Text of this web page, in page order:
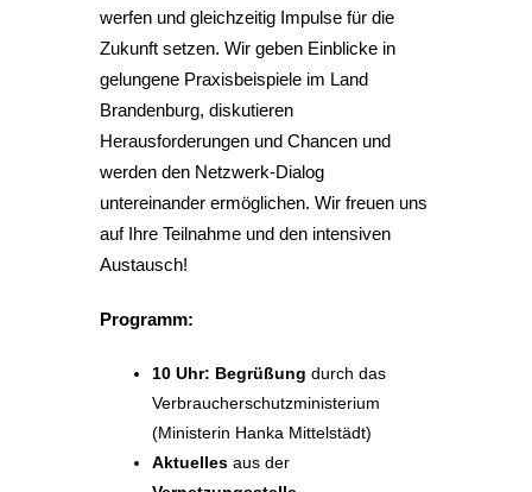
werfen und gleichzeitig Impulse für die
Zukunft setzen. Wir geben Einblicke in
gelungene Praxisbeispiele im Land
Brandenburg, diskutieren
Herausforderungen und Chancen und
werden den Netzwerk-Dialog
untereinander ermöglichen. Wir freuen uns
auf Ihre Teilnahme und den intensiven
Austausch!
Programm:
10 Uhr: Begrüßung durch das
Verbraucherschutzministerium
(Ministerin Hanka Mittelstädt)
Aktuelles aus der